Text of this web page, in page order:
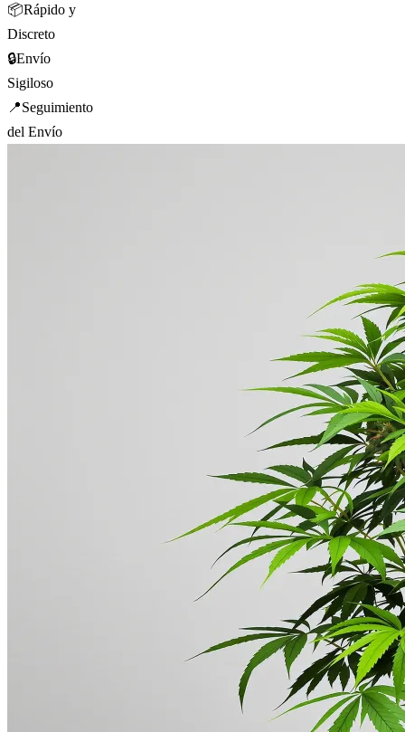
📦Rápido y
Discreto
🔒Envío
Sigiloso
📍Seguimiento
del Envío